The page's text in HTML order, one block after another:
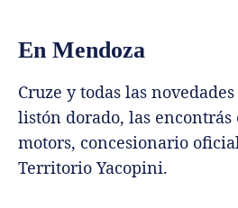
En Mendoza
Cruze y todas las
listón dorado, las encontrás
motors, concesionario
Territorio Yacopini.